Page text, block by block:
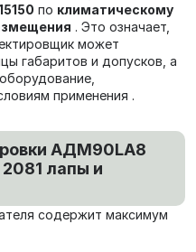
по климатическому
. Это означает,
может
габаритов и допусков, а
применения .
АДМ90LA8
лапы и
содержит максимум